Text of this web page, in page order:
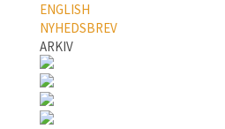
ENGLISH
NYHEDSBREV
ARKIV